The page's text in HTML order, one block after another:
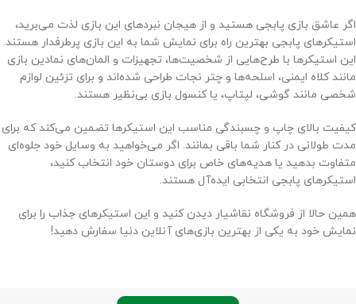
اگر عاشق بازی پابجی هستید و از هیجان نبردهای این بازی لذت می‌برید،
استیکرهای پابجی بهترین راه برای نمایش شما به این بازی پرطرفدار هستند.
این استیکرها با طرح‌هایی از شخصیت‌ها، تجهیزات و المان‌های نمادین بازی
مانند کلاه ایمنی، اسلحه‌ها و چتر نجات طراحی شده‌اند و برای تزئین لوازم
شخصی مانند گوشی، لپتاپ، یا کنسول بازی بی‌نظیر هستند.
کیفیت بالای چاپ و چسبندگی مناسب این استیکرها تضمین می‌کند که برای
مدت طولانی در کنار شما باقی بمانند. اگر می‌خواهید به وسایل خود جلوه‌ای
متفاوت بدهید یا هدیه‌های خاص برای دوستان خود انتخاب کنید،
استیکرهای پابجی انتخابی ایده‌آل هستند.
همین حالا از فروشگاه نقاشیار دیدن کنید و این استیکرهای جذاب را برای
نمایش خود به یکی از بهترین بازی‌های آنلاین دنیا سفارش دهید!